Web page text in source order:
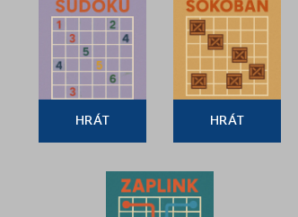
HRÁT HRÁT